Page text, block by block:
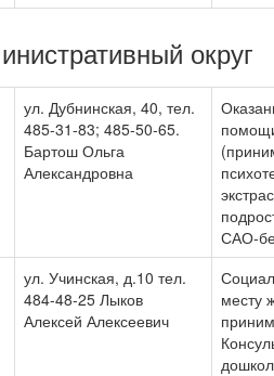
округ
ул. Дубнинская, 40, тел.
485-31-83; 485-50-65.
Бартош Ольга
Александровна
САО-
ул. Учинская, д.10 тел.
484-48-25 Лыков
Алексей Алексеевич
месту